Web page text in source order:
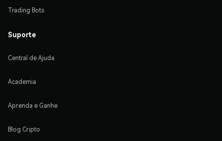
Trading Bots
Suporte
Central de Ajuda
Academia
Aprenda e Ganhe
Blog Cripto